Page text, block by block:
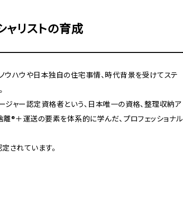
リストの育成
ウハウや日本独自の住宅事情、時代背景を受けてステ
ャー認定資格者という、日本唯一の資格、整理収納ア
®＋運送の要素を体系的に学んだ、プロフェッショナル
されています。